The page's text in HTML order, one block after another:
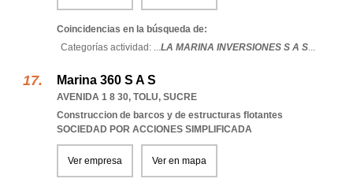
Coincidencias en la búsqueda de:
Categorías actividad: ...LA MARINA INVERSIONES S A S...
Marina 360 S A S
AVENIDA 1 8 30, TOLU, SUCRE
Construccion de barcos y de estructuras flotantes
SOCIEDAD POR ACCIONES SIMPLIFICADA
Ver empresa Ver en mapa